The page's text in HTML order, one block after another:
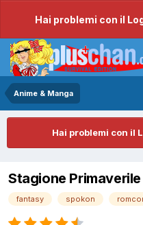
Hai problemi con il
Anime & Manga
Hai problemi con il
Stagione
fantasy spokon